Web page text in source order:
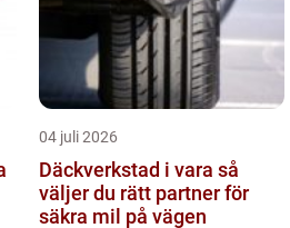
04 juli 2026
Däckverkstad i vara så
väljer du rätt partner för
säkra mil på vägen